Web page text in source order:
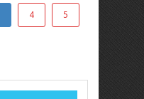
4 5